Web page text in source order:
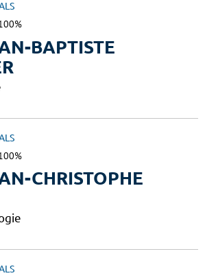
BAPTISTE
CHRISTOPHE